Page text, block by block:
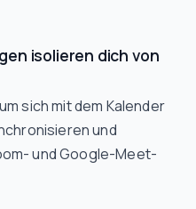
isolieren dich von
sich mit dem Kalender
und
und Google-Meet-